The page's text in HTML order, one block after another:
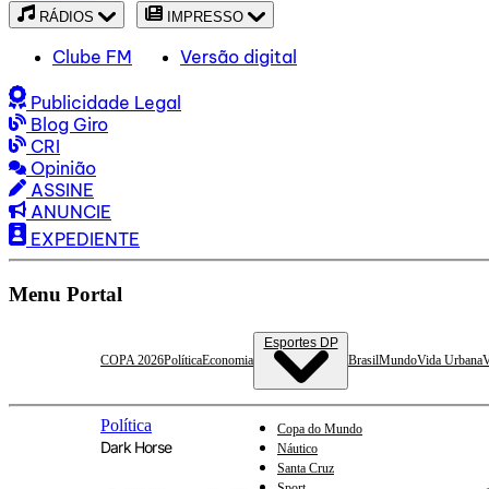
RÁDIOS
Clube FM
IMPRESSO
Versão digital
Publicidade Legal
Blog Giro
CRI
Opinião
ASSINE
ANUNCIE
EXPEDIENTE
Menu Portal
COPA 2026PolíticaEconomia
Esportes DP
Copa do Mundo
Náutico
Santa Cruz
BrasilMundoVida Urbana
Política
Dark Horse